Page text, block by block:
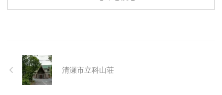
清瀬市立科山荘